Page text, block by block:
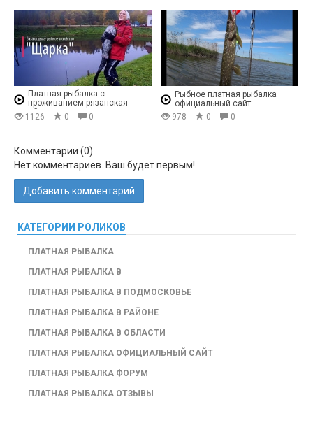
Платная рыбалка с
проживанием рязанская
область
1126 0 0
Рыбное платная рыбалка
официальный сайт
978
0 0
Комментарии (0)
Нет комментариев. Ваш будет первым!
Добавить комментарий
КАТЕГОРИИ РОЛИКОВ
ПЛАТНАЯ РЫБАЛКА
ПЛАТНАЯ РЫБАЛКА В
ПЛАТНАЯ РЫБАЛКА В ПОДМОСКОВЬЕ
ПЛАТНАЯ РЫБАЛКА В РАЙОНЕ
ПЛАТНАЯ РЫБАЛКА В ОБЛАСТИ
ПЛАТНАЯ РЫБАЛКА ОФИЦИАЛЬНЫЙ САЙТ
ПЛАТНАЯ РЫБАЛКА ФОРУМ
ПЛАТНАЯ РЫБАЛКА ОТЗЫВЫ